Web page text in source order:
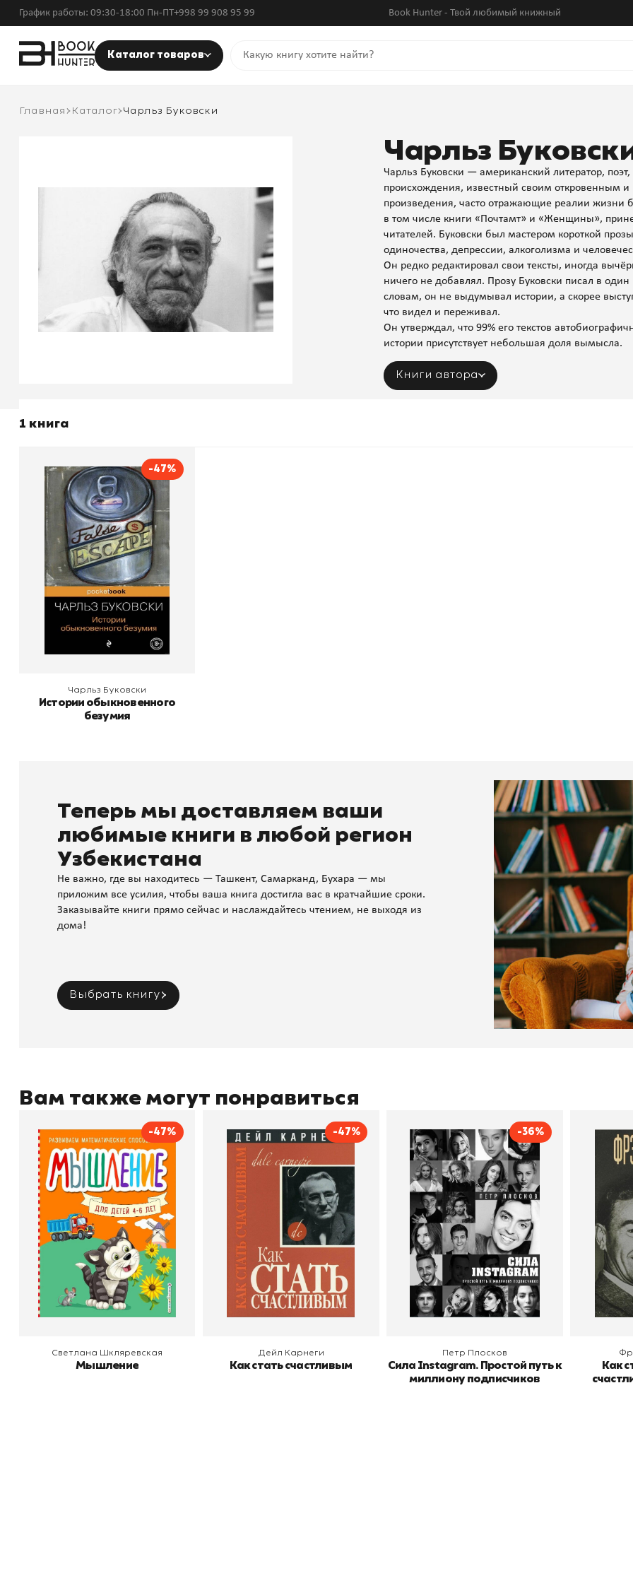
График работы: 09:30-18:00 Пн-ПТ+998 99 908 95 99 Book Hunter - Твой любимый книжный
Каталог товаров
Главная Каталог Чарльз Буковски
Чарльз
Чарльз Буковски — американский литератор,
происхождения, известный своим откровенным
произведения, часто отражающие реалии жизни
в том числе книги «Почтамт» и «Женщины»,
читателей. Буковски был мастером короткой
одиночества, депрессии, алкоголизма и
Он редко редактировал свои тексты, иногда
ничего не добавлял. Прозу Буковски писал в
словам, он не выдумывал истории, а скорее
что видел и переживал.
Он утверждал, что 99% его текстов
истории присутствует небольшая доля вымысла.
Книги автора
1 книга
-47%
Истории обыкновенного
безумия
Автор
Чарльз Буковски
Издательство
В корзину
Чарльз Буковски
Истории обыкновенного
безумия
Теперь мы доставляем ваши
любимые книги в любой регион
Узбекистана
Не важно, где вы находитесь — Ташкент, Самарканд, Бухара — мы
приложим все усилия, чтобы ваша книга достигла вас в кратчайшие сроки.
Заказывайте книги прямо сейчас и наслаждайтесь чтением, не выходя из
дома!
Выбрать книгу
Вам также могут понравиться
-47%
Мышление
Автор
Светлана Шкляревская
Издательство
Эксмодетство
В корзину
Светлана Шкляревская
Мышление
-47%
Как стать счастливым
Автор
Дейл Карнеги
Издательство
Попурри, Минск
В корзину
Дейл Карнеги
Как стать счастливым
-36%
Сила Instagram. Простой
путь к миллиону
подписчиков
Автор
Петр Плосков
Издательство
Бомбора
В корзину
Петр Плосков
Сила Instagram. Простой путь к
миллиону подписчиков
Как
В
Как